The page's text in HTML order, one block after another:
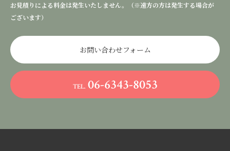
お見積りによる料金は発生いたしません。（※遠方の方は発生する場合が
ございます）
お問い合わせフォーム
TEL. 06-6343-8053